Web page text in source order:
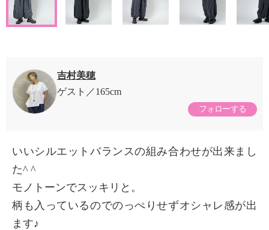
吉村美穂
ゲスト
165cm
フォローする
いいシルエットバランスの組み合わせが出来まし
た^ ^
モノトーンでスッキリと。
柄も入っているのでのっぺりせずオシャレ感が出
ます♪